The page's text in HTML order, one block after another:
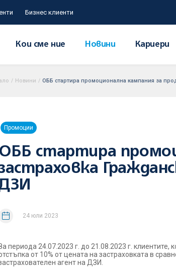
Бизнес клиенти
Кои сме ние Новини Кариери
/ Новини / ОББ стартира промоционална кампания за
Промоции
ОББ стартира
24 юли 2023
периода 24.07.2023 г. до 21.08.2023 г. клиентите,
от 10% от цената на застраховката в
агент на ДЗИ.